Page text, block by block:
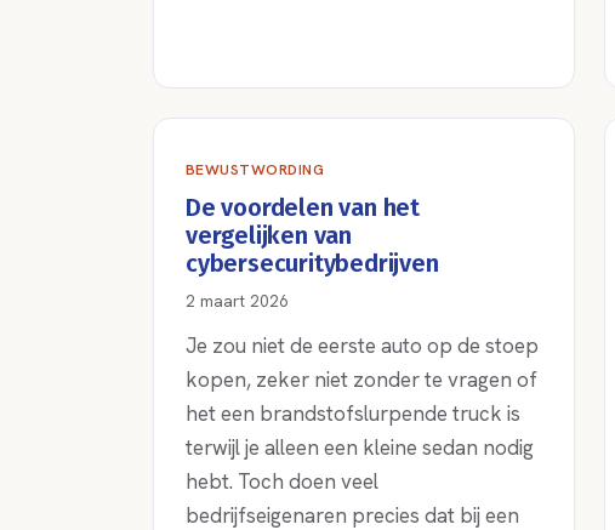
BEWUSTWORDING
De voordelen van het
vergelijken van
cybersecuritybedrijven
2 maart 2026
Je zou niet de eerste auto op de stoep
kopen, zeker niet zonder te vragen of
het een brandstofslurpende truck is
terwijl je alleen een kleine sedan nodig
hebt. Toch doen veel
bedrijfseigenaren precies dat bij een